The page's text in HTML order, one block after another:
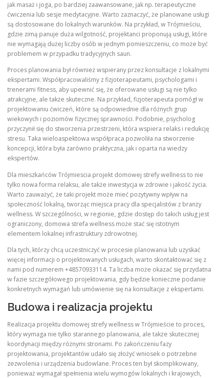
jak masaż i joga, po bardziej zaawansowane, jak np. terapeutyczne
ćwiczenia lub sesje medytacyjne. Warto zaznaczyć, że planowane usługi
są dostosowane do lokalnych warunków. Na przykład, w Trójmieściu,
gdzie zimą panuje duża wilgotność, projektanci proponują usługi, które
nie wymagają dużej liczby osób w jednym pomieszczeniu, co może być
problemem w przypadku tradycyjnych saun.
Proces planowania był również wspierany przez konsultacje z lokalnymi
ekspertami. Współpracowaliśmy z fizjoterapeutami, psychologami i
trenerami fitness, aby upewnić się, że oferowane usługi są nie tylko
atrakcyjne, ale także skuteczne. Na przykład, fizjoterapeuta pomógł w
projektowaniu ćwiczeń, które są odpowiednie dla różnych grup
wiekowych i poziomów fizycznej sprawności. Podobnie, psycholog
przyczynił się do stworzenia przestrzeni, która wspiera relaks i redukcję
stresu. Taka wieloaspektowa współpraca pozwoliła na stworzenie
koncepcji, która była zarówno praktyczna, jak i oparta na wiedzy
ekspertów.
Dla mieszkańców Trójmiescia projekt domowej strefy wellness to nie
tylko nowa forma relaksu, ale także inwestycja w zdrowie i jakość życia.
Warto zauważyć, że taki projekt może mieć pozytywny wpływ na
społeczność lokalną, tworząc miejsca pracy dla specjalistów z branży
wellness. W szczególności, w regionie, gdzie dostęp do takich usług jest
ograniczony, domowa strefa wellness może stać się istotnym
elementem lokalnej infrastruktury zdrowotnej.
Dla tych, którzy chcą uczestniczyć w procesie planowania lub uzyskać
więcej informacji o projektowanych usługach, warto skontaktować się z
nami pod numerem +48570933114. Ta liczba może okazać się przydatna
w fazie szczegółowego projektowania, gdy będzie konieczne podanie
konkretnych wymagań lub umówienie się na konsultacje z ekspertami.
Budowa i realizacja projektu
Realizacja projektu domowej strefy wellness w Trójmieście to proces,
który wymaga nie tylko starannego planowania, ale także skutecznej
koordynacji między różnymi stronami. Po zakończeniu fazy
projektowania, projektantów udało się złożyć wniosek o potrzebne
zezwolenia i urządzenia budowlane. Proces ten był skomplikowany,
ponieważ wymagał spełnienia wielu wymogów lokalnych i krajowych,